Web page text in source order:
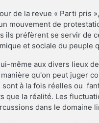
de la revue « Parti pris
mouvement de
ils préfèrent se servir de
et sociale du peuple
même aux divers lieux
qu'on peut juger
à la fois réelles ou
que la réalité. Les
dans le domaine